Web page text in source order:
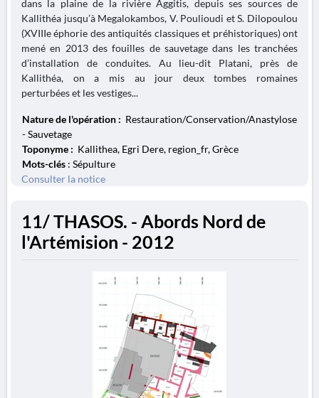
dans la plaine de la rivière Aggitis, depuis ses sources de
Kallithéa jusqu’à Megalokambos, V. Poulioudi et S. Dilopoulou
(XVIIIe éphorie des antiquités classiques et préhistoriques) ont
mené en 2013 des fouilles de sauvetage dans les tranchées
d’installation de conduites. Au lieu-dit Platani, près de
Kallithéa, on a mis au jour deux tombes romaines
perturbées et les vestiges...
Nature de l'opération : Restauration/Conservation/Anastylose
- Sauvetage
Toponyme : Kallithea, Egri Dere, region_fr, Grèce
Mots-clés : Sépulture
Consulter la notice
11/ THASOS. - Abords Nord de
l'Artémision - 2012